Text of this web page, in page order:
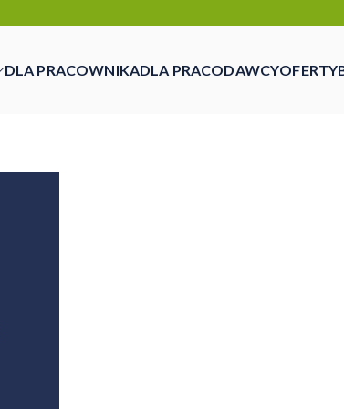
DLA PRACOWNIKADLA PRACODAWCYOFERTY